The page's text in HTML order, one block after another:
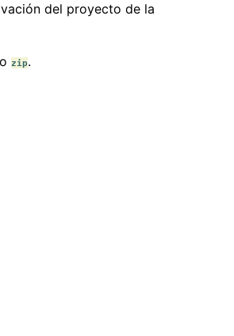
del proyecto de la
zip.